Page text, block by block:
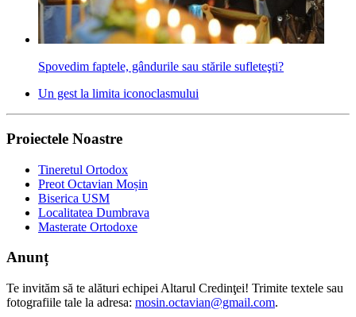
Spovedim faptele, gândurile sau stările sufleteşti?
Un gest la limita iconoclasmului
Proiectele Noastre
Tineretul Ortodox
Preot Octavian Moșin
Biserica USM
Localitatea Dumbrava
Masterate Ortodoxe
Anunț
Te invităm să te alături echipei Altarul Credinţei! Trimite textele sau
fotografiile tale la adresa: mosin.octavian@gmail.com.